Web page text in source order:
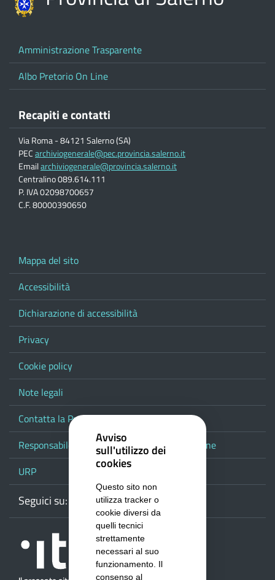
Amministrazione Trasparente
Albo Pretorio On Line
Recapiti e contatti
Via Roma - 84121 Salerno (SA)
PECarchiviogenerale@pec.provincia.salerno.it
Emailarchiviogenerale@provincia.salerno.it
Centralino 089.614.111
P. IVA 02098700657
C.F. 80000390650
Mappa del sito
Accessibilità
Dichiarazione di accessibilità
Privacy
Cookie policy
Note legali
Contatta la Provincia
Responsabile del procedimento di pubblicazione
URP
Seguici su: WebmailFacebook
Youtube
Avviso
sull'utilizzo dei
cookies
Questo sito non
utilizza tracker o
cookie diversi da
quelli tecnici
strettamente
necessari al suo
funzionamento. Il
consenso al